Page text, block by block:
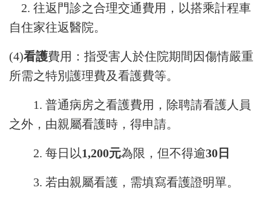
2. 往返門診之合理交通費用，以搭乘計程車
自住家往返醫院。
(4)看護費用：指受害人於住院期間因傷情嚴重
所需之特別護理費及看護費等。
1. 普通病房之看護費用，除聘請看護人員
之外，由親屬看護時，得申請。
2. 每日以1,200元為限，但不得逾30日
3. 若由親屬看護，需填寫看護證明單。